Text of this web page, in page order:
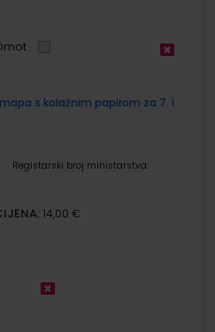
mapa s kolažnim papirom za 7. i
Registarski broj ministarstva:
14,00 €